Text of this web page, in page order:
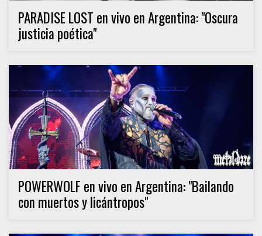
PARADISE LOST en vivo en Argentina: "Oscura
justicia poética"
POWERWOLF en vivo en Argentina: "Bailando
con muertos y licántropos"